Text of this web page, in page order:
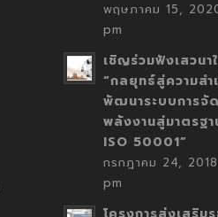
พฤษภาคม 15,
pm
เชิญร่วมฟังเสวนา
“กลยุทธ์สู่ความสำ
พัฒนาระบบการจั
พลังงานสู่มาตรฐา
ISO 50001”
กรกฎาคม 24,
pm